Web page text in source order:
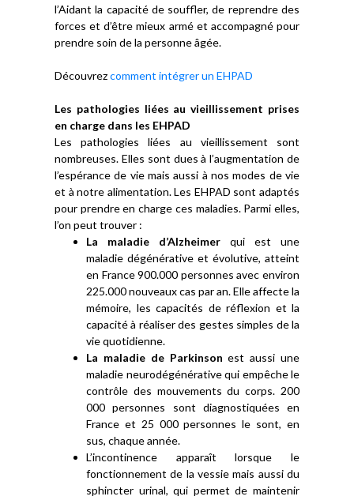
l’Aidant la capacité de souffler, de reprendre des
forces et d’être mieux armé et accompagné pour
prendre soin de la personne âgée.
Découvrezcomment intégrer un EHPAD
Les pathologies liées au vieillissement prises
en charge dans les EHPAD
Les pathologies liées au vieillissement sont
nombreuses. Elles sont dues à l’augmentation de
l’espérance de vie mais aussi à nos modes de vie
et à notre alimentation. Les EHPAD sont adaptés
pour prendre en charge ces maladies. Parmi elles,
l’on peut trouver :
La maladie d’Alzheimer qui est une
maladie dégénérative et évolutive, atteint
en France 900.000 personnes avec environ
225.000 nouveaux cas par an. Elle affecte la
mémoire, les capacités de réflexion et la
capacité à réaliser des gestes simples de la
vie quotidienne.
La maladie de Parkinson est aussi une
maladie neurodégénérative qui empêche le
contrôle des mouvements du corps. 200
000 personnes sont diagnostiquées en
France et 25 000 personnes le sont, en
sus, chaque année.
L’incontinence apparaît lorsque le
fonctionnement de la vessie mais aussi du
sphincter urinal, qui permet de maintenir